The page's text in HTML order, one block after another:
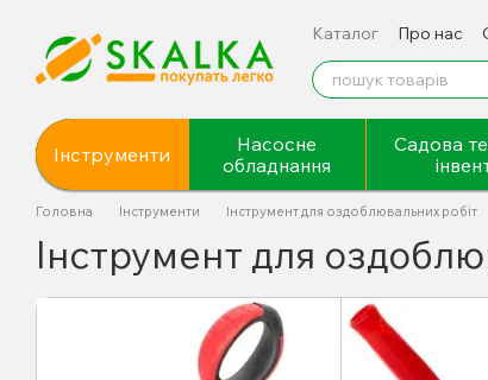
Каталог Про нас
Відгуки про
Інструменти
Насосне
обладнання
Садова
Головна Інструменти Інструмент для оздоблювальних робіт
Інструмент для